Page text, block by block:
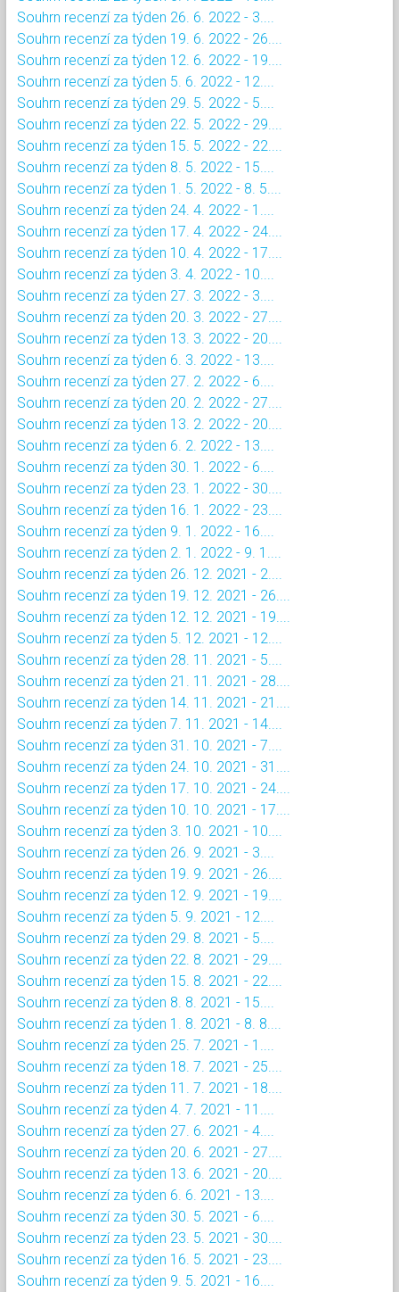
Souhrn recenzí za týden 26. 6. 2022 - 3....
Souhrn recenzí za týden 19. 6. 2022 - 26....
Souhrn recenzí za týden 12. 6. 2022 - 19....
Souhrn recenzí za týden 5. 6. 2022 - 12....
Souhrn recenzí za týden 29. 5. 2022 - 5....
Souhrn recenzí za týden 22. 5. 2022 - 29....
Souhrn recenzí za týden 15. 5. 2022 - 22....
Souhrn recenzí za týden 8. 5. 2022 - 15....
Souhrn recenzí za týden 1. 5. 2022 - 8. 5....
Souhrn recenzí za týden 24. 4. 2022 - 1....
Souhrn recenzí za týden 17. 4. 2022 - 24....
Souhrn recenzí za týden 10. 4. 2022 - 17....
Souhrn recenzí za týden 3. 4. 2022 - 10....
Souhrn recenzí za týden 27. 3. 2022 - 3....
Souhrn recenzí za týden 20. 3. 2022 - 27....
Souhrn recenzí za týden 13. 3. 2022 - 20....
Souhrn recenzí za týden 6. 3. 2022 - 13....
Souhrn recenzí za týden 27. 2. 2022 - 6....
Souhrn recenzí za týden 20. 2. 2022 - 27....
Souhrn recenzí za týden 13. 2. 2022 - 20....
Souhrn recenzí za týden 6. 2. 2022 - 13....
Souhrn recenzí za týden 30. 1. 2022 - 6....
Souhrn recenzí za týden 23. 1. 2022 - 30....
Souhrn recenzí za týden 16. 1. 2022 - 23....
Souhrn recenzí za týden 9. 1. 2022 - 16....
Souhrn recenzí za týden 2. 1. 2022 - 9. 1....
Souhrn recenzí za týden 26. 12. 2021 - 2....
Souhrn recenzí za týden 19. 12. 2021 - 26....
Souhrn recenzí za týden 12. 12. 2021 - 19....
Souhrn recenzí za týden 5. 12. 2021 - 12....
Souhrn recenzí za týden 28. 11. 2021 - 5....
Souhrn recenzí za týden 21. 11. 2021 - 28....
Souhrn recenzí za týden 14. 11. 2021 - 21....
Souhrn recenzí za týden 7. 11. 2021 - 14....
Souhrn recenzí za týden 31. 10. 2021 - 7....
Souhrn recenzí za týden 24. 10. 2021 - 31....
Souhrn recenzí za týden 17. 10. 2021 - 24....
Souhrn recenzí za týden 10. 10. 2021 - 17....
Souhrn recenzí za týden 3. 10. 2021 - 10....
Souhrn recenzí za týden 26. 9. 2021 - 3....
Souhrn recenzí za týden 19. 9. 2021 - 26....
Souhrn recenzí za týden 12. 9. 2021 - 19....
Souhrn recenzí za týden 5. 9. 2021 - 12....
Souhrn recenzí za týden 29. 8. 2021 - 5....
Souhrn recenzí za týden 22. 8. 2021 - 29....
Souhrn recenzí za týden 15. 8. 2021 - 22....
Souhrn recenzí za týden 8. 8. 2021 - 15....
Souhrn recenzí za týden 1. 8. 2021 - 8. 8....
Souhrn recenzí za týden 25. 7. 2021 - 1....
Souhrn recenzí za týden 18. 7. 2021 - 25....
Souhrn recenzí za týden 11. 7. 2021 - 18....
Souhrn recenzí za týden 4. 7. 2021 - 11....
Souhrn recenzí za týden 27. 6. 2021 - 4....
Souhrn recenzí za týden 20. 6. 2021 - 27....
Souhrn recenzí za týden 13. 6. 2021 - 20....
Souhrn recenzí za týden 6. 6. 2021 - 13....
Souhrn recenzí za týden 30. 5. 2021 - 6....
Souhrn recenzí za týden 23. 5. 2021 - 30....
Souhrn recenzí za týden 16. 5. 2021 - 23....
Souhrn recenzí za týden 9. 5. 2021 - 16....